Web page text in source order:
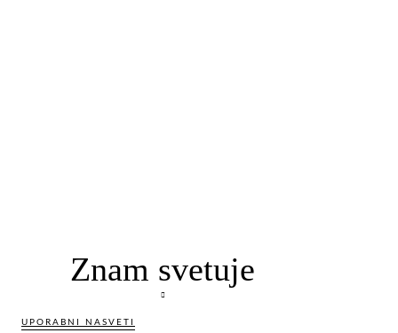
Znam svetuje
UPORABNI NASVETI